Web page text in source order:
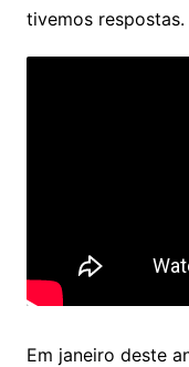
tivemos respostas.
Em janeiro deste